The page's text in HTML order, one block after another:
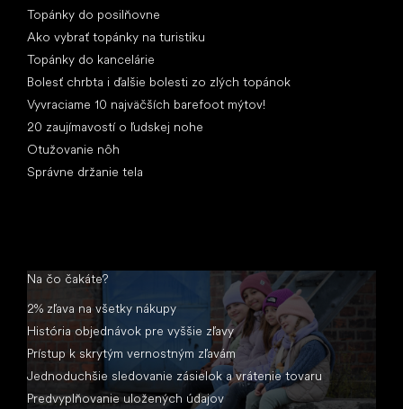
Topánky do posilňovne
Ako vybrať topánky na turistiku
Topánky do kancelárie
Bolesť chrbta i ďalšie bolesti zo zlých topánok
Vyvraciame 10 najväčších barefoot mýtov!
20 zaujímavostí o ľudskej nohe
Otužovanie nôh
Správne držanie tela
Na čo čakáte?
2% zľava na všetky nákupy
História objednávok pre vyššie zľavy
Prístup k skrytým vernostným zľavám
Jednoduchšie sledovanie zásielok a vrátenie tovaru
Predvyplňovanie uložených údajov